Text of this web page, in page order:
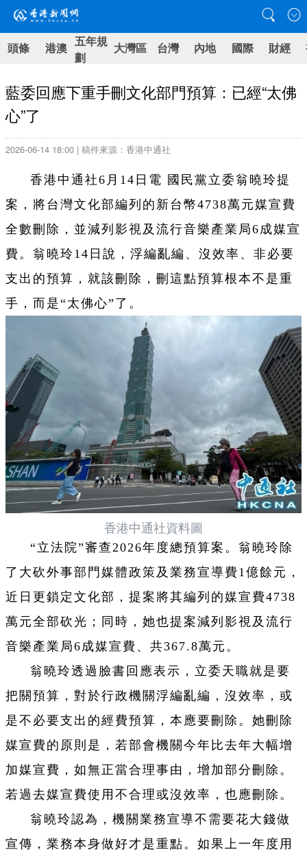
頭條 港澳 五年規
劃
大灣區 台灣 內地 國際 財經
藍委回應下重手刪文化部門預算：已經“太佛
心”了
2026-06-14 18:00 | 稿件來源：香港中通社
香港中通社6月14日電 國民黨立委翁曉玲提
案，將台灣文化部編列的新台幣4738萬元媒宣費
全數刪除，並減列影視及流行音樂產業局6成媒宣
費。翁曉玲14日說，浮編亂編、沒效率、非必要
支出的預算，就該刪除，刪這點預算根本不是重
手，而是“太佛心”了。
香港中通社資料圖
“立法院”審查2026年度總預算案。翁曉玲除
了大砍外事部門媒體政策及業務宣導費1億餘元，
近日更鎖定文化部，提案將其編列的媒宣費4738
萬元全部砍光；同時，她也提案減列影視及流行
音樂產業局6成媒宣費、共367.8萬元。
翁曉玲透過臉書回應表示，立委天職就是要
把關預算，對於行政機關浮編亂編，沒效率，或
是不必要支出的經費預算，本應要刪除。她刪除
媒宣費的原則是，若部會機關今年比去年大幅增
加媒宣費，如無正當合理事由，增加部分刪除。
若過去媒宣費使用不合理或沒效率，也應刪除。
翁曉玲認為，機關業務宣導不需要花大錢做
宣傳，業務本身做好才是重點。如果上一年度用